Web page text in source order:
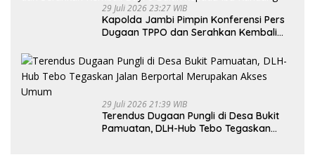
29 Juli 2026 23:27 WIB
Kapolda Jambi Pimpin Konferensi Pers
Dugaan TPPO dan Serahkan Kembali
29 Juli 2026 21:39 WIB
Terendus Dugaan Pungli di Desa Bukit
Pamuatan, DLH-Hub Tebo Tegaskan